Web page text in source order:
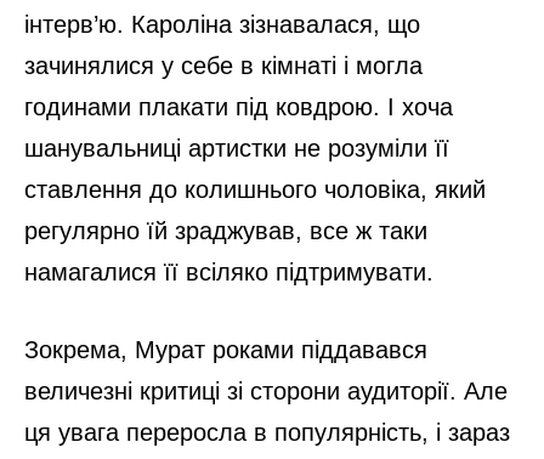
інтерв’ю. Кароліна зізнавалася, що
зачинялися у себе в кімнаті і могла
годинами плакати під ковдрою. І хоча
шанувальниці артистки не розуміли її
ставлення до колишнього чоловіка, який
регулярно їй зраджував, все ж таки
намагалися її всіляко підтримувати.
Зокрема, Мурат роками піддавався
величезні критиці зі сторони аудиторії. Але
ця увага переросла в популярність, і зараз